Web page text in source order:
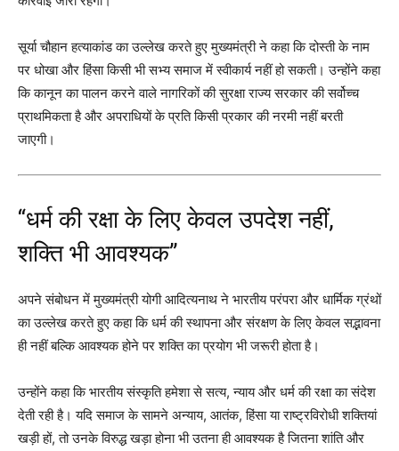
सूर्या चौहान हत्याकांड का उल्लेख करते हुए मुख्यमंत्री ने कहा कि दोस्ती के नाम
पर धोखा और हिंसा किसी भी सभ्य समाज में स्वीकार्य नहीं हो सकती। उन्होंने कहा
कि कानून का पालन करने वाले नागरिकों की सुरक्षा राज्य सरकार की सर्वोच्च
प्राथमिकता है और अपराधियों के प्रति किसी प्रकार की नरमी नहीं बरती
जाएगी।
“धर्म की रक्षा के लिए केवल उपदेश नहीं,
शक्ति भी आवश्यक”
अपने संबोधन में मुख्यमंत्री योगी आदित्यनाथ ने भारतीय परंपरा और धार्मिक ग्रंथों
का उल्लेख करते हुए कहा कि धर्म की स्थापना और संरक्षण के लिए केवल सद्भावना
ही नहीं बल्कि आवश्यक होने पर शक्ति का प्रयोग भी जरूरी होता है।
उन्होंने कहा कि भारतीय संस्कृति हमेशा से सत्य, न्याय और धर्म की रक्षा का संदेश
देती रही है। यदि समाज के सामने अन्याय, आतंक, हिंसा या राष्ट्रविरोधी शक्तियां
खड़ी हों, तो उनके विरुद्ध खड़ा होना भी उतना ही आवश्यक है जितना शांति और